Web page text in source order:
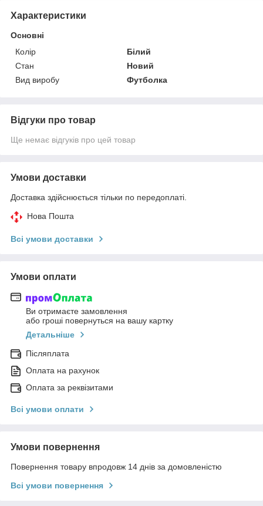
Характеристики
Основні
Колір
Білий
Стан
Новий
Вид виробу
Футболка
Відгуки про товар
Ще немає відгуків про цей товар
Умови доставки
Доставка здійснюється тільки по передоплаті.
Нова Пошта
Всі умови доставки
Умови оплати
Ви отримаєте замовлення
або гроші повернуться на вашу картку
Детальніше
Післяплата
Оплата на рахунок
Оплата за реквізитами
Всі умови оплати
Умови повернення
Повернення товару впродовж 14 днів за домовленістю
Всі умови повернення